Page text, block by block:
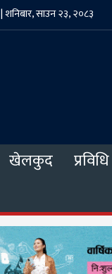
साउन २३, २०८३
खेलकुद प्रविधि